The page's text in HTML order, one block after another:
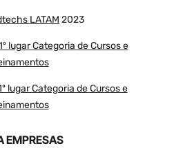
LATAM 2023
lugar Categoria de Cursos e
lugar Categoria de Cursos e
EMPRESAS